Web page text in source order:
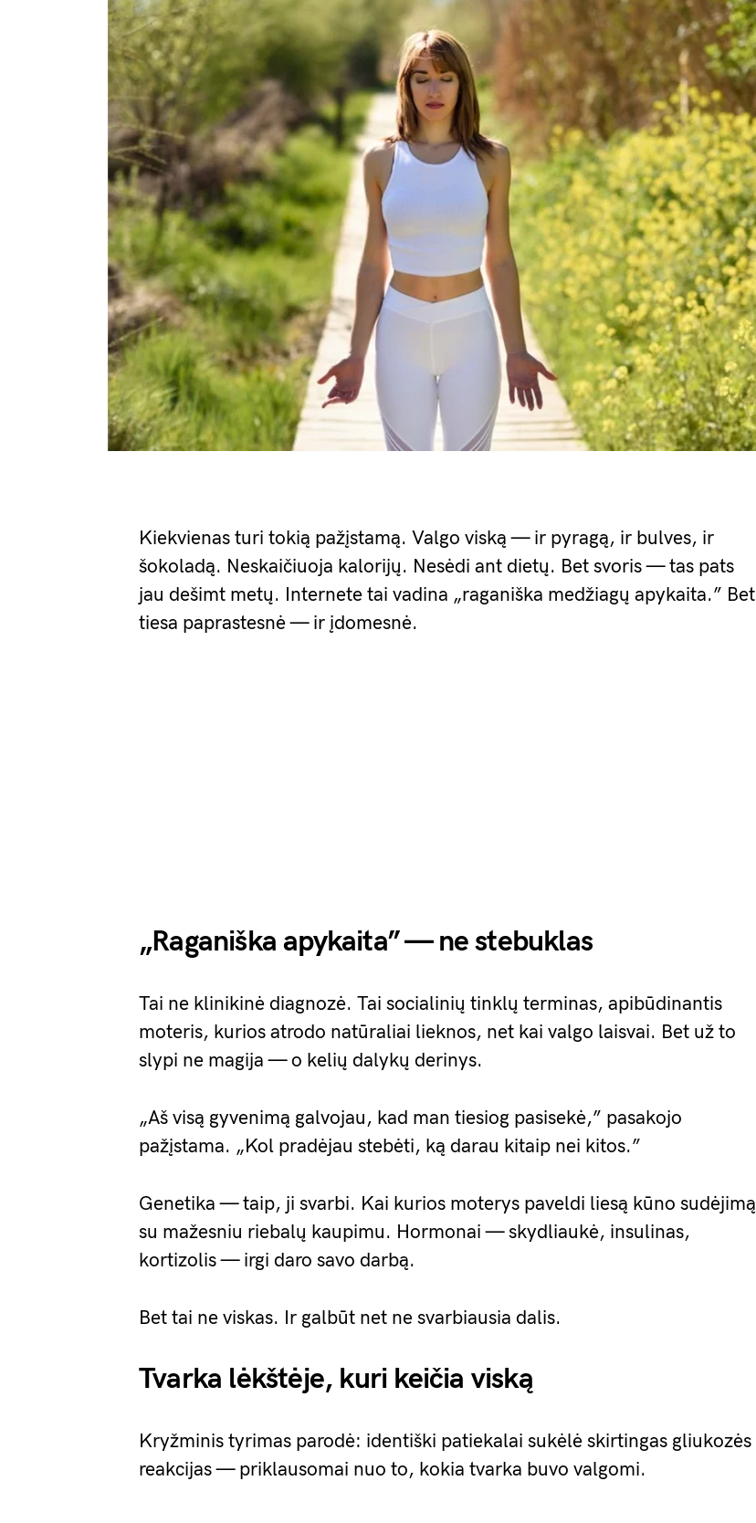
Kiekvienas turi tokią pažįstamą. Valgo viską — ir pyragą, ir bulves, ir
šokoladą. Neskaičiuoja kalorijų. Nesėdi ant dietų. Bet svoris — tas pats
jau dešimt metų. Internete tai vadina „raganiška medžiagų apykaita.” Bet
tiesa paprastesnė — ir įdomesnė.
„Raganiška apykaita” — ne stebuklas
Tai ne klinikinė diagnozė. Tai socialinių tinklų terminas, apibūdinantis
moteris, kurios atrodo natūraliai lieknos, net kai valgo laisvai. Bet už to
slypi ne magija — o kelių dalykų derinys.
„Aš visą gyvenimą galvojau, kad man tiesiog pasisekė,” pasakojo
pažįstama. „Kol pradėjau stebėti, ką darau kitaip nei kitos.”
Genetika — taip, ji svarbi. Kai kurios moterys paveldi liesą kūno sudėjimą
su mažesniu riebalų kaupimu. Hormonai — skydliaukė, insulinas,
kortizolis — irgi daro savo darbą.
Bet tai ne viskas. Ir galbūt net ne svarbiausia dalis.
Tvarka lėkštėje, kuri keičia viską
Kryžminis tyrimas parodė: identiški patiekalai sukėlė skirtingas gliukozės
reakcijas — priklausomai nuo to, kokia tvarka buvo valgomi.